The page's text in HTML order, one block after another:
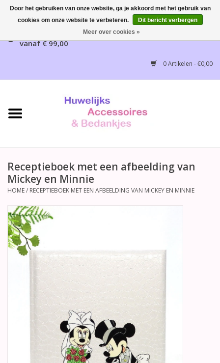
Gratis verzending mogelijk, NL vanaf € 65,00, België
vanaf € 99,00
0 Artikelen - €0,00
Home
Bruidsaccessoires
Huwelijksreceptie
Disney Huwelijk
Betty Boop Huwelijk
Geboorte, Doop en
Receptieboek met een afbeelding van
Mickey en Minnie
HOME/ RECEPTIEBOEK MET EEN AFBEELDING VAN MICKEY EN MINNIE
Door het gebruiken van onze website, ga je akkoord met het gebruik van
cookies om onze website te verbeteren.
Dit bericht verbergen
Meer over cookies »